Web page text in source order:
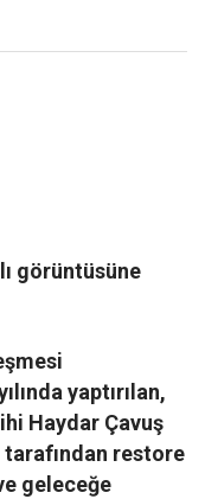
görüntüsüne
yaptırılan,
Haydar Çavuş
restore
geleceğe